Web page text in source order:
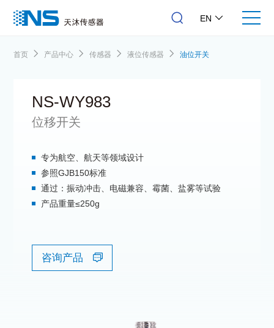
EN
首页 产品中心 传感器 液位传感器 油位开关
NS-WY983
位移开关
专为航空、航天等领域设计
参照GJB150标准
通过：振动冲击、电磁兼容、霉菌、盐雾等试验
产品重量≤250g
咨询产品